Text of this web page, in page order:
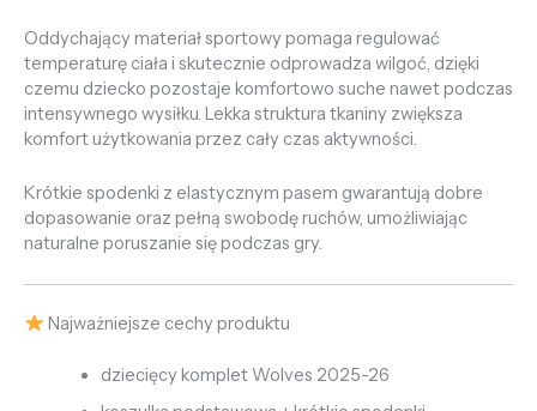
Oddychający materiał sportowy pomaga regulować
temperaturę ciała i skutecznie odprowadza wilgoć, dzięki
czemu dziecko pozostaje komfortowo suche nawet podczas
intensywnego wysiłku. Lekka struktura tkaniny zwiększa
komfort użytkowania przez cały czas aktywności.
Krótkie spodenki z elastycznym pasem gwarantują dobre
dopasowanie oraz pełną swobodę ruchów, umożliwiając
naturalne poruszanie się podczas gry.
Najważniejsze cechy produktu
dziecięcy komplet Wolves 2025-26